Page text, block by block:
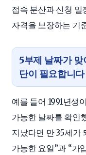
접속 분산과 신청 일
자격을 보장하는 기
5부제 날짜가
단이 필요합니다
예를 들어 1991년생
가능한 날짜를 확인
지났다면 만 35세가
가능한 요일”과 “가